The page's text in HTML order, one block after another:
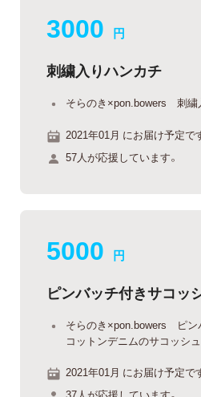
3000 円
刺繍入りハンカチ
そらのき×pon.bowers 刺繍
2021年01月 にお届け予定で
57人が応援しています。
5000 円
ピンバッチ付きサコッ
そらのき×pon.bowers ピン
コットンデニムのサコッシュ
2021年01月 にお届け予定で